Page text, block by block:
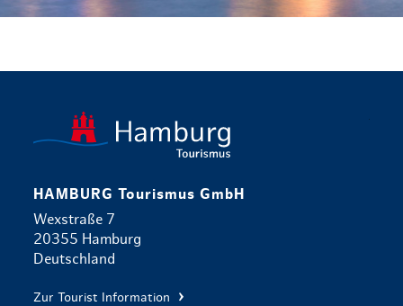
HAMBURG Tourismus GmbH
Wexstraße 7
20355 Hamburg
Deutschland
Zur Tourist Information